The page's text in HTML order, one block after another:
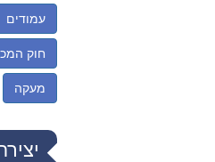
עמודים
חוק
מעקה